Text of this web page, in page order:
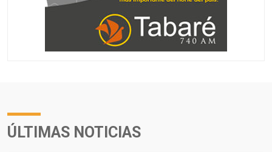
ÚLTIMAS NOTICIAS